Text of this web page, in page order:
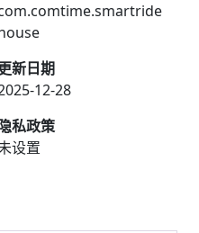
新日期
12-28
私政策
设置